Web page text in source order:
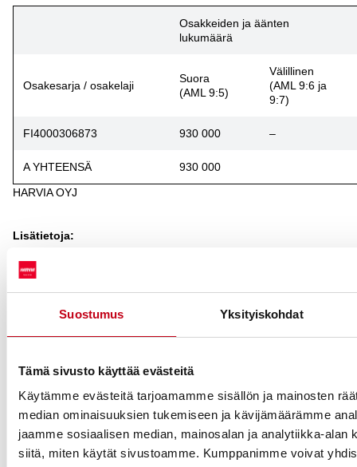
Suostumus Yksityiskohdat
Tämä sivusto käyttää evästeitä
Käytämme evästeitä tarjoamamme sisällön ja mainosten
median ominaisuuksien tukemiseen ja kävijämäärämme
jaamme sosiaalisen median, mainosalan ja analytiikka-alan
siitä, miten käytät sivustoamme. Kumppanimme voivat
Osakkeiden ja äänten
lukumäärä
Osakesarja / osakelaji
Suora
(AML 9:5)
Välillinen
(AML 9:6 ja
9:7)
FI4000306873 930 000 –
A YHTEENSÄ
930 000
HARVIA OYJ
Lisätietoja:
Ari Vesterinen, talousjohtaja
ja spa-markkinoilla toimivista yhtiöistä. Yhtiön tuotemerkit ja
tuotevalikoima ovat markkinalla hyvin tunnettuja ja yhtiön
kokonaisvaltainen tuotevalikoima pyrkii vastaamaan
kansainvälisen sauna- ja spa-markkinan tarpeisiin, sekä alan
ammattilaisille että kuluttajille.